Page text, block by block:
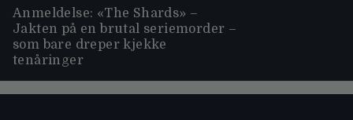
Anmeldelse: «The Shards» –
Jakten på en brutal seriemorder –
som bare dreper kjekke
tenåringer